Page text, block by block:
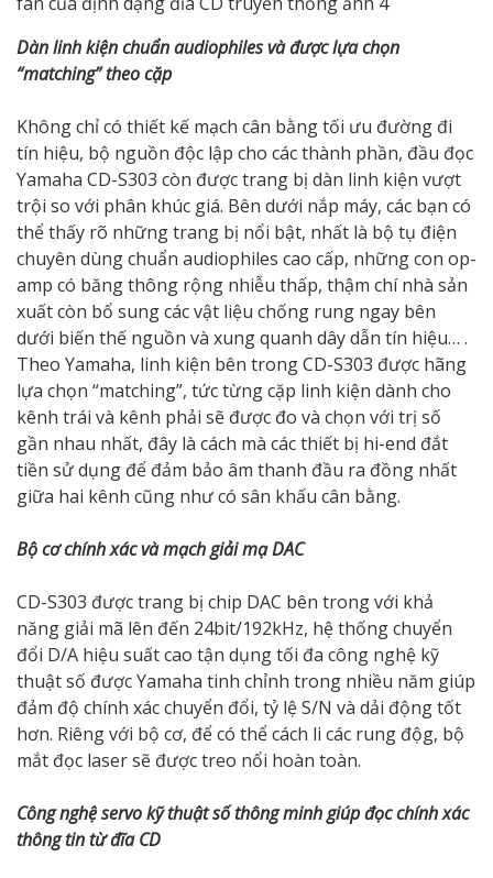
Dàn linh kiện chuẩn audiophiles và được lựa chọn
“matching” theo cặp
Không chỉ có thiết kế mạch cân bằng tối ưu đường đi
tín hiệu, bộ nguồn độc lập cho các thành phần, đầu đọc
Yamaha CD-S303 còn được trang bị dàn linh kiện vượt
trội so với phân khúc giá. Bên dưới nắp máy, các bạn có
thể thấy rõ những trang bị nổi bật, nhất là bộ tụ điện
chuyên dùng chuẩn audiophiles cao cấp, những con op-
amp có băng thông rộng nhiễu thấp, thậm chí nhà sản
xuất còn bổ sung các vật liệu chống rung ngay bên
dưới biến thế nguồn và xung quanh dây dẫn tín hiệu… .
Theo Yamaha, linh kiện bên trong CD-S303 được hãng
lựa chọn “matching”, tức từng cặp linh kiện dành cho
kênh trái và kênh phải sẽ được đo và chọn với trị số
gần nhau nhất, đây là cách mà các thiết bị hi-end đắt
tiền sử dụng để đảm bảo âm thanh đầu ra đồng nhất
giữa hai kênh cũng như có sân khấu cân bằng.
Bộ cơ chính xác và mạch giải mạ DAC
CD-S303 được trang bị chip DAC bên trong với khả
năng giải mã lên đến 24bit/192kHz, hệ thống chuyển
đổi D/A hiệu suất cao tận dụng tối đa công nghệ kỹ
thuật số được Yamaha tinh chỉnh trong nhiều năm giúp
đảm độ chính xác chuyển đổi, tỷ lệ S/N và dải động tốt
hơn. Riêng với bộ cơ, để có thể cách li các rung độg, bộ
mắt đọc laser sẽ được treo nổi hoàn toàn.
Công nghệ servo kỹ thuật số thông minh giúp đọc chính xác
thông tin từ đĩa CD